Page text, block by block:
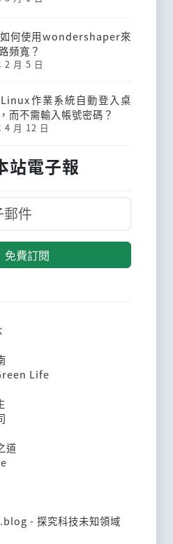
何使用wondershaper來
頻寬？
2 月 5 日
作業系統自動登入桌
而不需輸入帳號密碼？
4 月 12 日
站電子報
免費訂閱
Life
道
- 探究科技未知領域